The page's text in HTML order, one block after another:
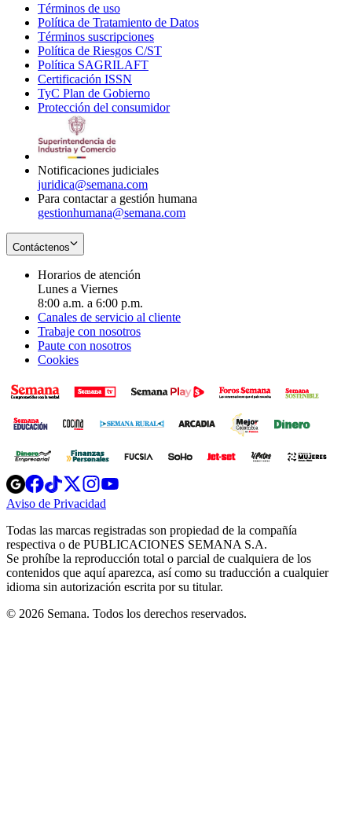
Términos de uso
in
new
window
Política de Tratamiento de Datos
Términos suscripciones
in
Política de Riesgos C/ST
Política SAGRILAFT
new
window
Certificación ISSN
in
new
TyC Plan de Gobierno
in
Protección del consumidorOpens
Notificaciones judiciales
juridica@semana.com
Para contactar a gestión humana
gestionhumana@semana.com
Contáctenos
Horarios de atención
Lunes a Viernes
8:00 a.m. a 6:00 p.m.
Canales de servicio al cliente
Trabaje con nosotros
Paute con nosotros
Cookies
Opens
in
new
Opens
in
new
Opens
in
new
window
Opens
new
windowwindow
Aviso de Privacidad
new
window
Todas las marcas registradas son propiedad de la compañía
respectiva o de PUBLICACIONES SEMANA S.A.
Se prohíbe la reproducción total o parcial de cualquiera de los
contenidos que aquí aparezca, así como su traducción a cualquier
idioma sin autorización escrita por su titular.
© 2026 Semana. Todos los derechos reservados.